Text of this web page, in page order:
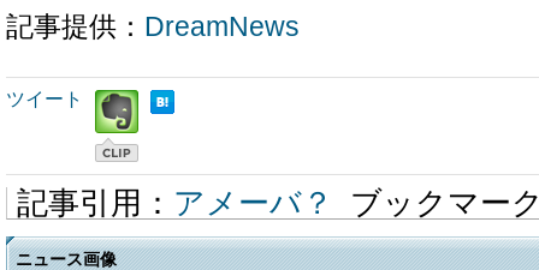
記事提供： DreamNews
ツイート
記事引用： アメーバ？ ブックマー
ニュース画像